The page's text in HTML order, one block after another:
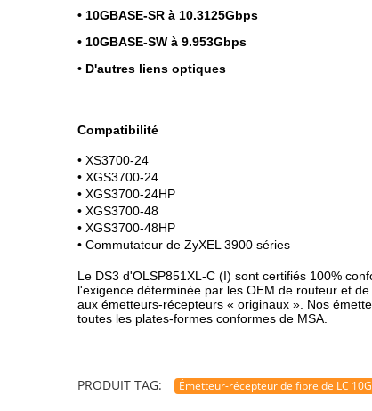
• 10GBASE-SR à 10.3125Gbps
• 10GBASE-SW à 9.953Gbps
• D'autres liens optiques
Compatibilité
• XS3700-24
• XGS3700-24
• XGS3700-24HP
• XGS3700-48
• XGS3700-48HP
• Commutateur de ZyXEL 3900 séries
Le DS3 d'OLSP851XL-C (I) sont certifiés 100%
l'exigence déterminée par les OEM de routeur et
aux émetteurs-récepteurs « originaux ». Nos
toutes les plates-formes conformes de MSA.
PRODUIT TAG: Émetteur-récepteur de fibre de LC 10G